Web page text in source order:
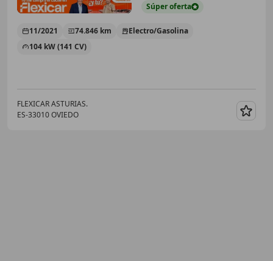
Súperoferta
11/2021 74.846 km
Electro/Gasolina
104 kW (141 CV)
FLEXICAR ASTURIAS.
ES-33010 OVIEDO